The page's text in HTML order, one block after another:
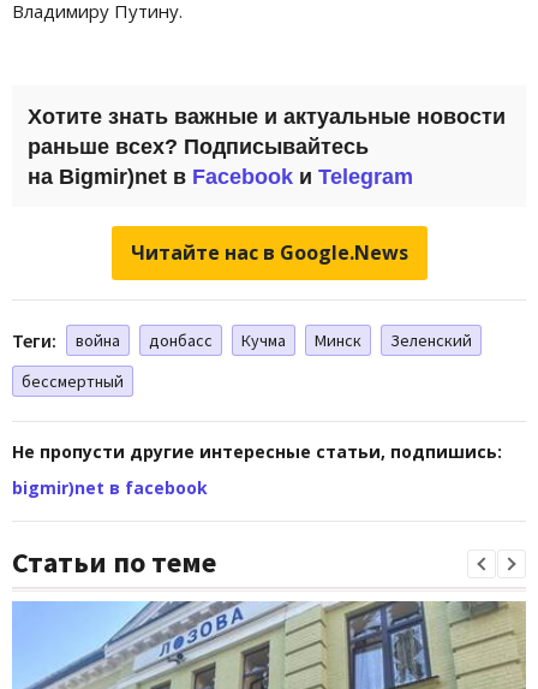
Владимиру Путину.
Хотите знать важные и актуальные новости
раньше всех? Подписывайтесь
на Bigmir)net в Facebook и Telegram
Читайте нас в Google.News
Теги: война донбасс Кучма Минск
Зеленский
бессмертный
Не пропусти другие интересные статьи, подпишись:
bigmir)net в facebook
Статьи по теме